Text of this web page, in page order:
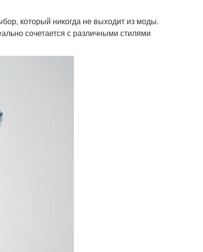
который никогда не выходит из моды.
сочетается с различными стилями